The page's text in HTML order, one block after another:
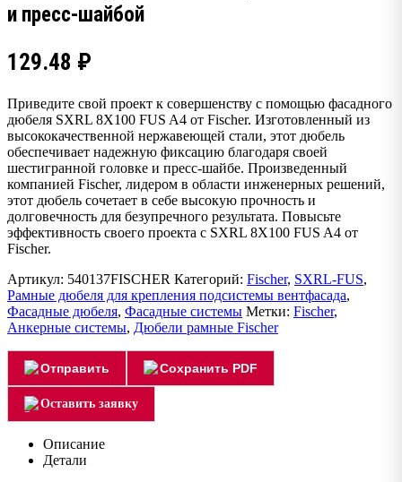
и пресс-шайбой
129.48 ₽
Приведите свой проект к совершенству с помощью фасадного
дюбеля SXRL 8X100 FUS A4 от Fischer. Изготовленный из
высококачественной нержавеющей стали, этот дюбель
обеспечивает надежную фиксацию благодаря своей
шестигранной головке и пресс-шайбе. Произведенный
компанией Fischer, лидером в области инженерных решений,
этот дюбель сочетает в себе высокую прочность и
долговечность для безупречного результата. Повысьте
эффективность своего проекта с SXRL 8X100 FUS A4 от
Fischer.
Артикул: 540137FISCHER Категорий: Fischer, SXRL-FUS,
Рамные дюбеля для крепления подсистемы вентфасада,
Фасадные дюбеля, Фасадные системы Метки: Fischer,
Анкерные системы, Дюбели рамные Fischer
Отправить Сохранить PDF
Оставить заявку
Описание
Детали